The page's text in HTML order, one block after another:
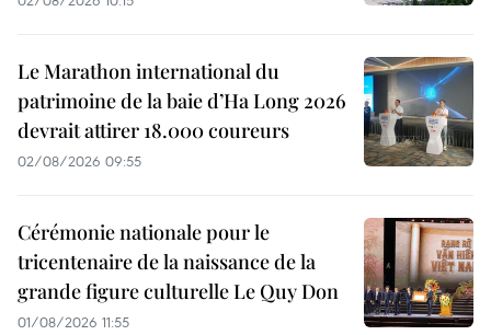
Le Marathon international du
patrimoine de la baie d’Ha Long 2026
devrait attirer 18.000 coureurs
02/08/2026 09:55
Cérémonie nationale pour le
tricentenaire de la naissance de la
grande figure culturelle Le Quy Don
01/08/2026 11:55